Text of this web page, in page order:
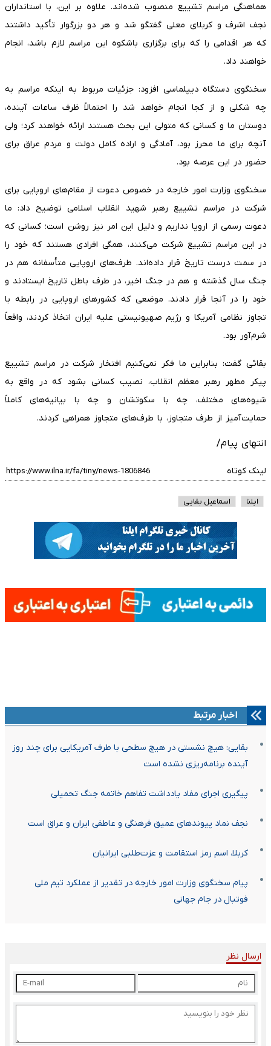
هماهنگی مراسم تشییع منصوب شده‌اند. علاوه بر این، با استانداران
نجف اشرف و کربلای معلی گفتگو شد و هر دو بزرگوار تأکید داشتند
که هر اقدامی را که برای برگزاری باشکوه این مراسم لازم باشد، انجام
خواهند داد.
سخنگوی دستگاه دیپلماسی افزود: جزئیات مربوط به اینکه مراسم به
چه شکلی و از کجا انجام خواهد شد را احتمالاً ظرف ساعات آینده،
دوستان ما و کسانی که متولی این بحث هستند ارائه خواهند کرد؛ ولی
آنچه برای ما محرز بود، آمادگی و اراده کامل دولت و مردم عراق برای
حضور در این عرصه بود.
سخنگوی وزارت امور خارجه در خصوص دعوت از مقام‌های اروپایی برای
شرکت در مراسم تشییع رهبر شهید انقلاب اسلامی توضیح داد: ما
دعوت رسمی از اروپا نداریم و دلیل این امر نیز روشن است؛ کسانی که
در این مراسم تشییع شرکت می‌کنند، همگی افرادی هستند که خود را
در سمت درست تاریخ قرار داده‌اند. طرف‌های اروپایی متأسفانه هم در
جنگ سال گذشته و هم در جنگ اخیر، در طرف باطل تاریخ ایستادند و
خود را در آنجا قرار دادند. موضعی که کشورهای اروپایی در رابطه با
تجاوز نظامی آمریکا و رژیم صهیونیستی علیه ایران اتخاذ کردند، واقعاً
شرم‌آور بود.
بقائی گفت: بنابراین ما فکر نمی‌کنیم افتخار شرکت در مراسم تشییع
پیکر مطهر رهبر معظم انقلاب، نصیب کسانی بشود که در واقع به
شیوه‌های مختلف، چه با سکوتشان و چه با بیانیه‌های کاملاً
حمایت‌آمیز از طرف متجاوز، با طرف‌های متجاوز همراهی کردند.
انتهای پیام/
لینک کوتاه
ایلنا اسماعیل بقایی
اخبار مرتبط
بقایی: هیچ نشستی در هیچ سطحی با طرف آمریکایی برای چند روز
آینده برنامه‌ریزی نشده است
پیگیری اجرای مفاد یادداشت تفاهم خاتمه جنگ تحمیلی
نجف نماد پیوندهای عمیق فرهنگی و عاطفی ایران و عراق است
کربلا، اسم رمز استقامت و عزت‌طلبی ایرانیان
پیام سخنگوی وزارت امور خارجه در تقدیر از عملکرد تیم ملی
فوتبال در جام جهانی
ارسال نظر